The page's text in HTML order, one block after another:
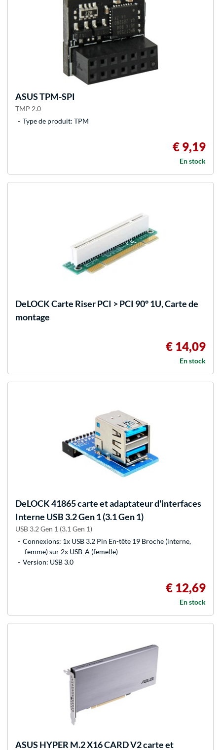
ASUSTPM-SPI
TMP 2.0
Type de produit: TPM
€ 9,19
En stock
DeLOCKCarte Riser PCI > PCI 90° 1U, Carte de
montage
€ 14,09
En stock
DeLOCK41865 carte et adaptateur d'interfaces
Interne USB 3.2 Gen 1 (3.1 Gen 1)
USB 3.2 Gen 1 (3.1 Gen 1)
Connexions: 1x USB 3.2 Pin En-tête 19 Broche (interne,
femme) sur 2x USB-A (femelle)
Version: USB 3.0
€ 12,69
En stock
ASUS HYPER M.2 X16 CARD V2 carte et